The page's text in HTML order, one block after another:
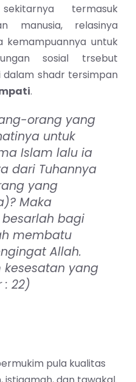
termasuk
manusia, relasinya
kemampuannya untuk
sosial trsebut
dalam shadr tersimpan
.
orang yang
untuk
Islam lalu ia
dari Tuhannya
yang
Maka
bagi
membatu
Allah.
yang
: 22)
pula kualitas